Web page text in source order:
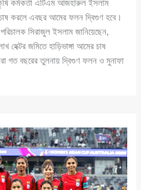
কর্মকর্তা এটিএম আজহারুল ইসলাম
চাষ করলে এবছর আমের ফলন দ্বিগুণ হবে।
সিরাজুল ইসলাম জানিয়েছেন,
হেক্টর জমিতে হাড়িভাঙ্গা আমের চাষ
গত বছরের তুলনায় দ্বিগুণ ফলন ও মুনাফা